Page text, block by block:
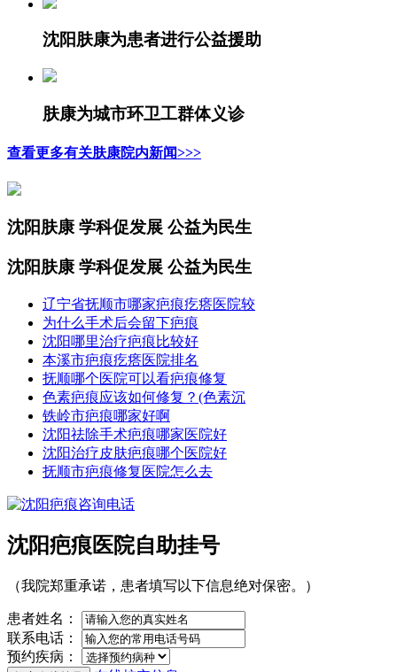
沈阳肤康为患者进行公益援助
肤康为城市环卫工群体义诊
查看更多有关肤康院内新闻>>>
沈阳肤康 学科促发展 公益为民生
沈阳肤康 学科促发展 公益为民生
辽宁省抚顺市哪家疤痕疙瘩医院较
为什么手术后会留下疤痕
沈阳哪里治疗疤痕比较好
本溪市疤痕疙瘩医院排名
抚顺哪个医院可以看疤痕修复
色素疤痕应该如何修复？(色素沉
铁岭市疤痕哪家好啊
沈阳祛除手术疤痕哪家医院好
沈阳治疗皮肤疤痕哪个医院好
抚顺市疤痕修复医院怎么去
沈阳疤痕医院自助挂号
（我院郑重承诺，患者填写以下信息绝对保密。）
患者姓名：
联系电话：
预约疾病：